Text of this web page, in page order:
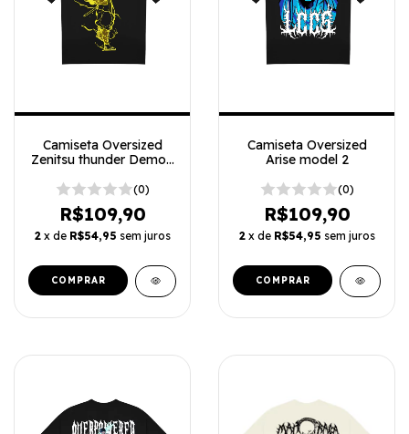
Camiseta Oversized
Zenitsu thunder Demon
(0)
R$109,90
2 x de R$54,95 sem juros
COMPRAR
Camiseta Oversized
Arise model 2
(0)
R$109,90
2 x de R$54,95 sem juros
COMPRAR